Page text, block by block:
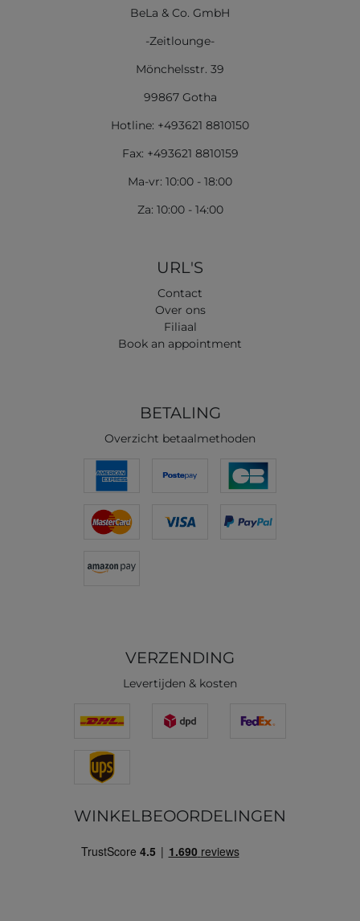
BeLa & Co. GmbH
-Zeitlounge-
Mönchelsstr. 39
99867 Gotha
Hotline: +493621 8810150
Fax: +493621 8810159
Ma-vr: 10:00 - 18:00
Za: 10:00 - 14:00
URL'S
Contact
Over ons
Filiaal
Book an appointment
BETALING
Overzicht betaalmethoden
VERZENDING
Levertijden & kosten
WINKELBEOORDELINGEN